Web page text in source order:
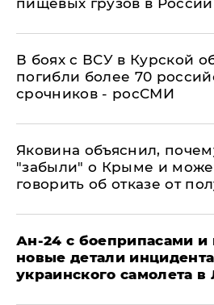
В боях с ВСУ в Курской
погибли более 70
срочников - росСМИ
Яковина объяснил,
"забыли" о Крыме и
говорить об отказе от
Ан-24 с боеприпасами и
новые детали
украинского самолета в